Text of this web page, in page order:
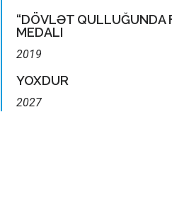
“DÖVLƏT
MEDALI
2019
YOXDUR
2027